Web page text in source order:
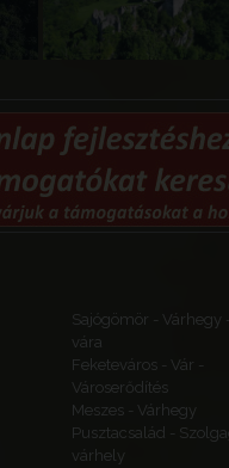
Sajógömör - Várhegy
vára
Feketeváros - Vár -
Városerődítés
Meszes - Várhegy
Pusztacsalád -
várhely